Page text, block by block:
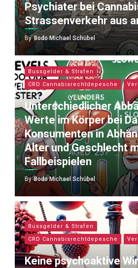
Psychiater bei
Strassenverkehr aus
By Bodo Michael Schübel
Bussgelder & Strafen
CRD Cannabisrechtdepesche
Unterschiedlicher
Werte im Körper bei
Konsumenten in
Alter und Geschlecht
Fallbeispielen
By Bodo Michael Schübel
Bussgelder & Strafen
CRD Cannabisrechtdepesche
Keine psychoaktive